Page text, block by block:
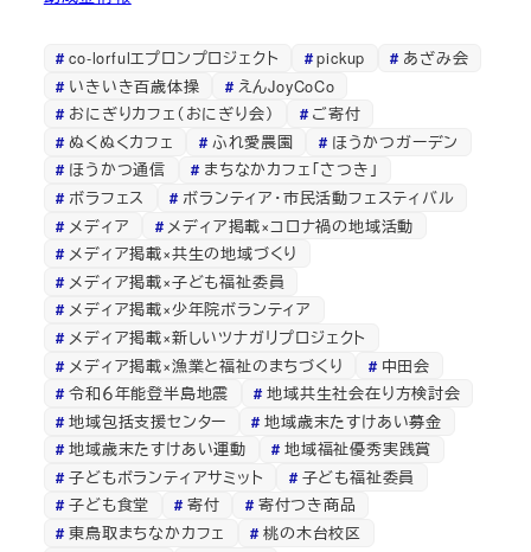
co-lorfulエプロンプロジェクト pickup
あざみ会
いきいき百歳体操
えんJoyCoCo
おにぎりカフェ（おにぎり会）
ご寄付
ぬくぬくカフェ
ふれ愛農園
ほうかつガーデン
ほうかつ通信
まちなかカフェ「さつき」
ボラフェス
ボランティア・市民活動フェスティバル
メディア
メディア掲載×コロナ禍の地域活動
メディア掲載×共生の地域づくり
メディア掲載×子ども福祉委員
メディア掲載×少年院ボランティア
メディア掲載×新しいツナガリプロジェクト
メディア掲載×漁業と福祉のまちづくり
中田会
令和６年能登半島地震
地域共生社会在り方検討会
地域包括支援センター
地域歳末たすけあい募金
地域歳末たすけあい運動
地域福祉優秀実践賞
子どもボランティアサミット
子ども福祉委員
子ども食堂
寄付
寄付つき商品
東鳥取まちなかカフェ
桃の木台校区